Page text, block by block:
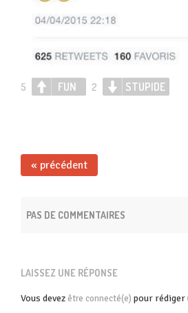
5 FUN 2 STUPIDE
« précédent
PAS DE COMMENTAIRES
LAISSEZ UNE RÉPONSE
Vous devez être connecté(e) pour rédiger